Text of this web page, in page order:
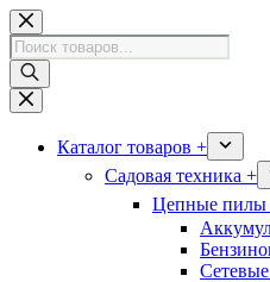
Перейти
к
сути
Поиск
товаров
Каталог товаров +
Садовая техника +
Цепные пилы